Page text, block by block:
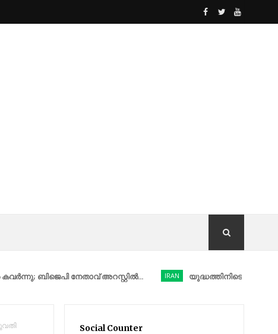
നേതാവ് അറസ്റ്റിൽ... IRAN യുദ്ധത്തിനിടെ അപൂർവ
Social Counter